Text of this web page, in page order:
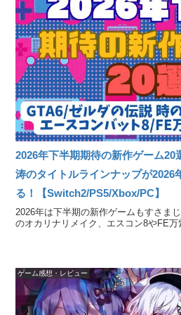
2026年下半期期待の新作ゲーム20
涛のタイトルラインナップが2026
る！【Switch2/PS5/Xbox/PC】
2026年は下半期の新作ゲームもすさま
のオカリナリメイク、エスコン8やFE
ゲーム感想・レビュー